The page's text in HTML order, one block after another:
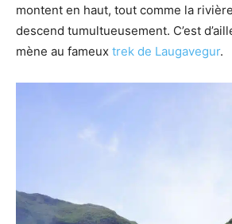
montent en haut, tout comme la
descend tumultueusement. C’est
mène au fameux trek de Laugavegur.